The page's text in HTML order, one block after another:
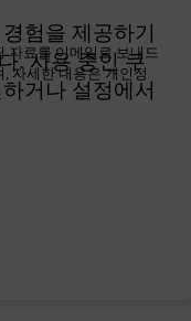
자료를 이메일로 보내드
자세한 내용은 개인정